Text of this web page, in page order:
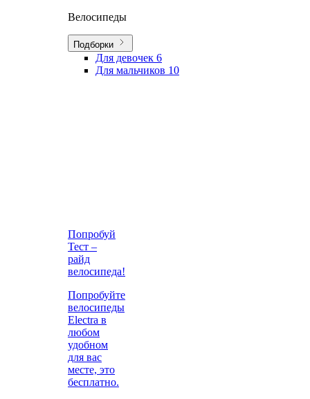
Велосипеды
Подборки
Для девочек 6
Для мальчиков 10
Попробуй
Тест –
райд
велосипеда!
Попробуйте
велосипеды
Electra в
любом
удобном
для вас
месте, это
бесплатно.